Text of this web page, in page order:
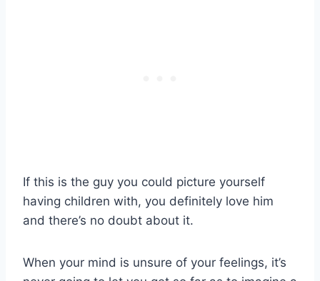
If this is the guy you could picture yourself
having children with, you definitely love him
and there’s no doubt about it.
When your mind is unsure of your feelings, it’s